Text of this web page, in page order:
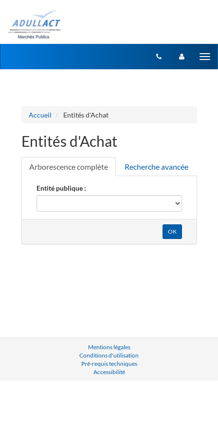
Accueil Entités d'Achat
Entités d'Achat
Arborescence complète Recherche avancée
Entité publique :
Mentions légales
Conditions d'utilisation
Pré-requis techniques
Accessibilité